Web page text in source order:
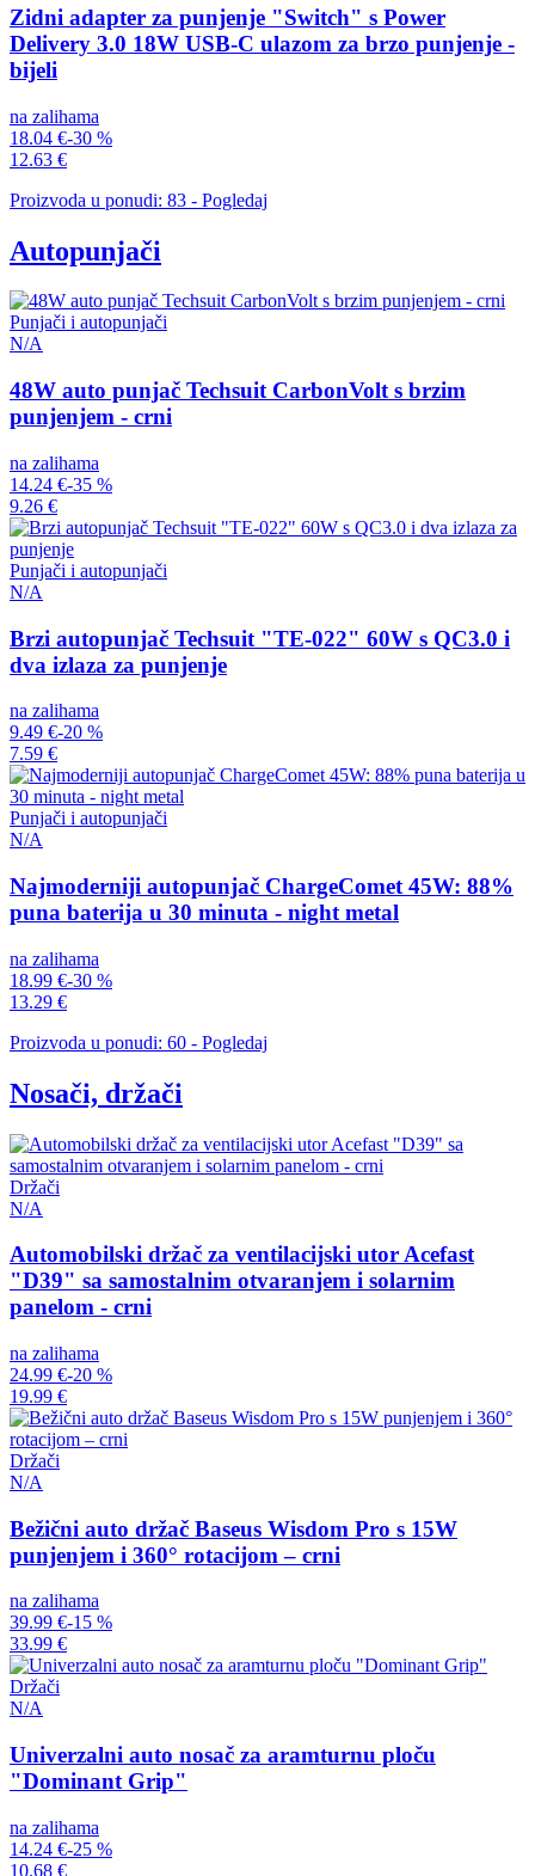
Zidni adapter za punjenje "Switch" s Power
Delivery 3.0 18W USB-C ulazom za brzo punjenje -
bijeli
na zalihama
18.04 €-30 %
12.63 €
Proizvoda u ponudi: 83 - Pogledaj
Autopunjači
Punjači i autopunjači
N/A
48W auto punjač Techsuit CarbonVolt s brzim
punjenjem - crni
na zalihama
14.24 €-35 %
9.26 €
Punjači i autopunjači
N/A
Brzi autopunjač Techsuit "TE-022" 60W s QC3.0 i
dva izlaza za punjenje
na zalihama
9.49 €-20 %
7.59 €
Punjači i autopunjači
N/A
Najmoderniji autopunjač ChargeComet 45W: 88%
puna baterija u 30 minuta - night metal
na zalihama
18.99 €-30 %
13.29 €
Proizvoda u ponudi: 60 - Pogledaj
Nosači, držači
Držači
N/A
Automobilski držač za ventilacijski utor Acefast
"D39" sa samostalnim otvaranjem i solarnim
panelom - crni
na zalihama
24.99 €-20 %
19.99 €
Držači
N/A
Bežični auto držač Baseus Wisdom Pro s 15W
punjenjem i 360° rotacijom – crni
na zalihama
39.99 €-15 %
33.99 €
Držači
N/A
Univerzalni auto nosač za aramturnu ploču
"Dominant Grip"
na zalihama
14.24 €-25 %
10.68 €